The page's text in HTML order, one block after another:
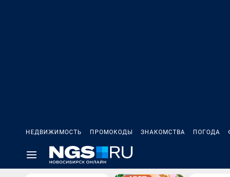
НЕДВИЖИМОСТЬ ПРОМОКОДЫ ЗНАКОМСТВА ПОГОДА